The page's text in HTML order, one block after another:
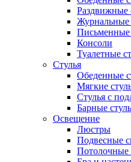
Раздвижные
Журнальные
Письменные
Консоли
Туалетные
Стулья
Обеденные
Мягкие
Стулья с
Барные
Освещение
Люстры
Подвесные
Потолочные